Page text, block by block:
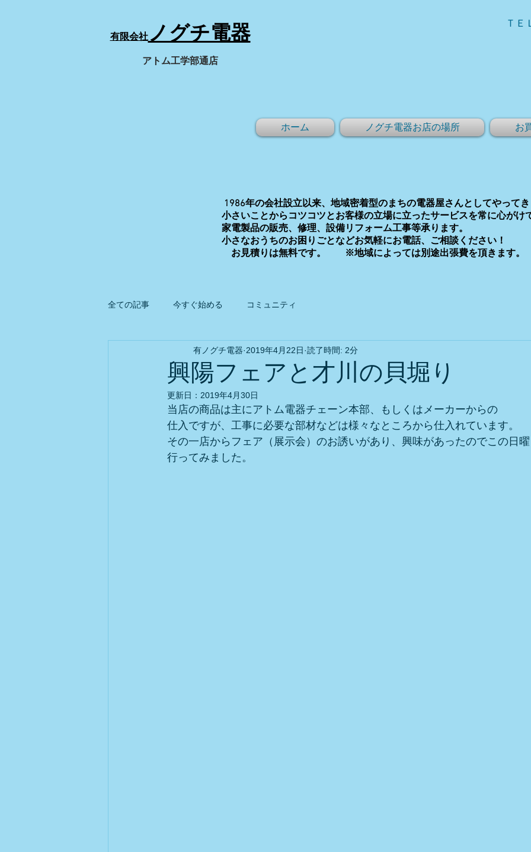
有限会社ノグチ電器
​アトム工学部通店
ＴＥ
ホーム ノグチ電器お店の場所 お
1986年の会社設立以来、地域密着型のまちの電器屋さんとしてやって
小さいことからコツコツとお客様の立場に立ったサービスを常に心がけ
家電製品の販売、修理、設備リフォーム工事等承ります。
​小さなおうちのお困りごとなどお気軽にお電話、ご相談ください！
お見積りは無料です。 ※地域によっては別途出張費を頂きます。
全ての記事 今すぐ始める コミュニティ
興陽フェアと才川の貝堀り
有ノグチ電器 2019年4月22日 読了時間: 2分
更新日： 2019年4月30日
当店の商品は主にアトム電器チェーン本部、もしくはメーカーからの
仕入ですが、工事に必要な部材などは様々なところから仕入れています。
その一店からフェア（展示会）のお誘いがあり、興味があったのでこの日
行ってみました。